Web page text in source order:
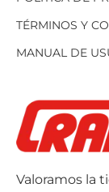
Valoramos la
TÉRMINOS Y
MANUAL DE